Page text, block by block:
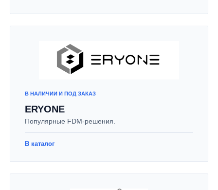
В НАЛИЧИИ И ПОД ЗАКАЗ
ERYONE
Популярные FDM-решения.
В каталог